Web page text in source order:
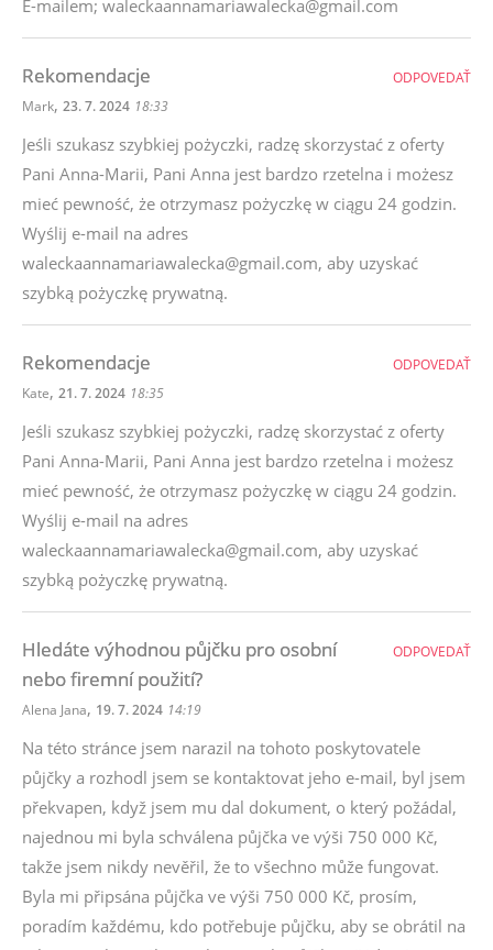
E-mailem; waleckaannamariawalecka@gmail.com
Rekomendacje
Mark, 23. 7. 2024 18:33
Jeśli szukasz szybkiej pożyczki, radzę skorzystać z oferty
Pani Anna-Marii, Pani Anna jest bardzo rzetelna i możesz
mieć pewność, że otrzymasz pożyczkę w ciągu 24 godzin.
Wyślij e-mail na adres
waleckaannamariawalecka@gmail.com, aby uzyskać
szybką pożyczkę prywatną.
ODPOVEDAŤ
Rekomendacje
Kate, 21. 7. 2024 18:35
Jeśli szukasz szybkiej pożyczki, radzę skorzystać z oferty
Pani Anna-Marii, Pani Anna jest bardzo rzetelna i możesz
mieć pewność, że otrzymasz pożyczkę w ciągu 24 godzin.
Wyślij e-mail na adres
waleckaannamariawalecka@gmail.com, aby uzyskać
szybką pożyczkę prywatną.
ODPOVEDAŤ
Hledáte výhodnou půjčku pro osobní
nebo firemní použití?
Alena Jana, 19. 7. 2024 14:19
Na této stránce jsem narazil na tohoto poskytovatele
půjčky a rozhodl jsem se kontaktovat jeho e-mail, byl jsem
překvapen, když jsem mu dal dokument, o který požádal,
najednou mi byla schválena půjčka ve výši 750 000 Kč,
takže jsem nikdy nevěřil, že to všechno může fungovat.
Byla mi připsána půjčka ve výši 750 000 Kč, prosím,
poradím každému, kdo potřebuje půjčku, aby se obrátil na
ODPOVEDAŤ